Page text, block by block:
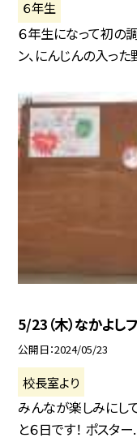
６年生
６年生になって初の
ン、にんじんの入っ
5/23（木）なかよし
公開日 2024/05/23
校長室より
みんなが楽しみにして
と６日です！ ポスター